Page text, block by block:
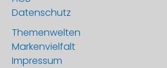
Datenschutz
Themenwelten
Markenvielfalt
Impressum